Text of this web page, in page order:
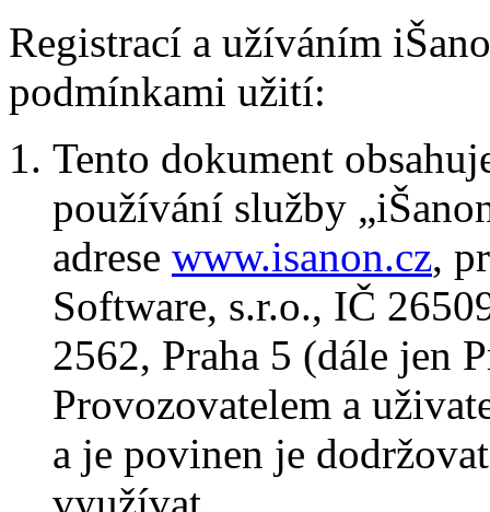
Registrací a užíváním
podmínkami užití:
Tento dokument
používání služby
adrese www.isanon.cz,
Software, s.r.o., IČ
2562, Praha 5 (dále jen
Provozovatelem a
a je povinen je